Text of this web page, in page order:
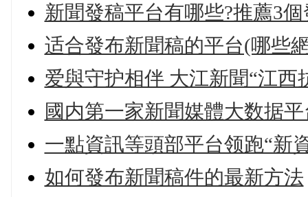
新聞發稿平台有哪些?推薦3
适合發布新聞稿的平台(哪些
爱與守护相伴 大江新聞“江西
國内第一家新聞媒體大数据
一點資訊等頭部平台领跑“新
如何發布新聞稿件的最新方法